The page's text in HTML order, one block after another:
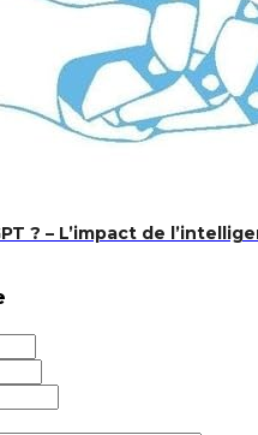
couverture noir à
? – L’impact de